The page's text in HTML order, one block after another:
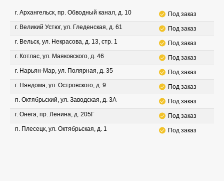
г. Архангельск, пр. Обводный канал, д. 10
Под заказ
г. Великий Устюг, ул. Гледенская, д. 61
Под заказ
г. Вельск, ул. Некрасова, д. 13, стр. 1
Под заказ
г. Котлас, ул. Маяковского, д. 46
Под заказ
г. Нарьян-Мар, ул. Полярная, д. 35
Под заказ
г. Няндома, ул. Островского, д. 9
Под заказ
п. Октябрьский, ул. Заводская, д. 3А
Под заказ
г. Онега, пр. Ленина, д. 205Г
Под заказ
п. Плесецк, ул. Октябрьская, д. 1
Под заказ